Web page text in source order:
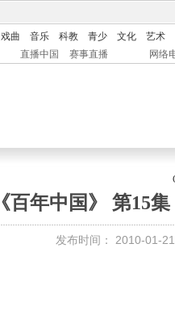
戏曲 音乐 科教 青少 文化
艺术
直播中国 赛事直播 网络
《百年中国》 第15
发布时间： 2010-01-